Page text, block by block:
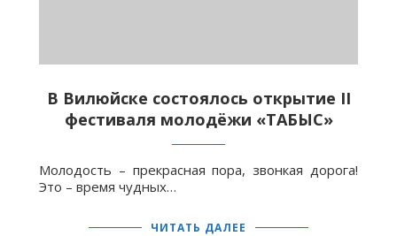
В Вилюйске состоялось открытие II
фестиваля молодёжи «ТАБЫС»
Молодость – прекрасная пора, звонкая дорога!
Это – время чудных…
ЧИТАТЬ ДАЛЕЕ